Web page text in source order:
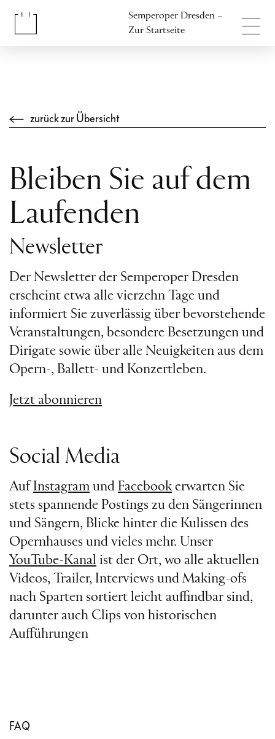
Semperoper Dresden –
Zur Startseite
zurück zur Übersicht
Bleiben Sie auf dem
Laufenden
Newsletter
Der Newsletter der Semperoper Dresden
erscheint etwa alle vierzehn Tage und
informiert Sie zuverlässig über bevorstehende
Veranstaltungen, besondere Besetzungen und
Dirigate sowie über alle Neuigkeiten aus dem
Opern-, Ballett- und Konzertleben.
Jetzt abonnieren
Social Media
Auf Instagram und Facebookerwarten Sie
stets spannende Postings zu den Sängerinnen
und Sängern, Blicke hinter die Kulissen des
Opernhauses und vieles mehr. Unser
YouTube-Kanal ist der Ort, wo alle aktuellen
Videos, Trailer, Interviews und Making-ofs
nach Sparten sortiert leicht auffindbar sind,
darunter auch Clips von historischen
Aufführungen
FAQ